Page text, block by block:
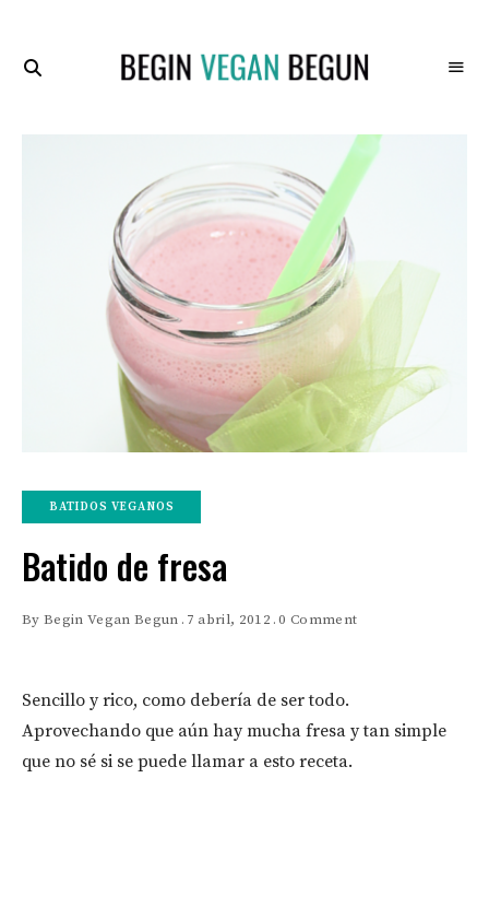
BATIDOS VEGANOS
Batido de fresa
By Begin Vegan Begun 7 abril, 2012 0 Comment
Sencillo y rico, como debería de ser todo.
Aprovechando que aún hay mucha fresa y tan simple
que no sé si se puede llamar a esto receta.